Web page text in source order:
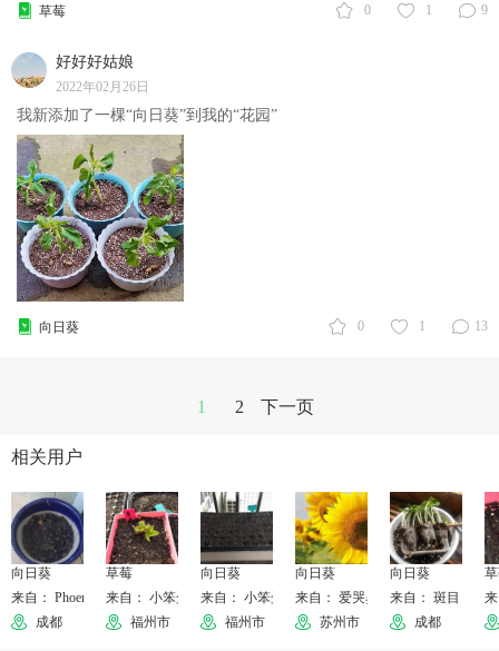
0 1 9
草莓
好好好姑娘
2022年02月26日
我新添加了一棵“向日葵”到我的“花园”
0 1 13
向日葵
1 2 下一页
相关用户
向日葵
来自： Phoenix
成都
草莓
来自： 小笨蛋糕
福州市
向日葵
来自： 小笨蛋糕
福州市
向日葵
来自： 爱哭鼻子的猫
苏州市
向日葵
来自： 斑目
成都